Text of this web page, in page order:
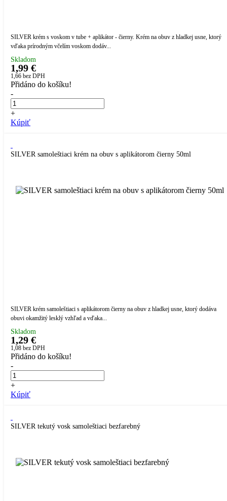
SILVER krém s voskom v tube + aplikátor - čierny. Krém na obuv z hladkej usne, ktorý
vďaka prírodným včelím voskom dodáv...
Skladom
1,99 €
1,66 bez DPH
Přidáno do košíku!
-
+
Kúpiť
SILVER samoleštiaci krém na obuv s aplikátorom čierny 50ml
SILVER krém samoleštiaci s aplikátorom čierny na obuv z hladkej usne, ktorý dodáva
obuvi okamžitý lesklý vzhľad a vďaka...
Skladom
1,29 €
1,08 bez DPH
Přidáno do košíku!
-
+
Kúpiť
SILVER tekutý vosk samoleštiaci bezfarebný